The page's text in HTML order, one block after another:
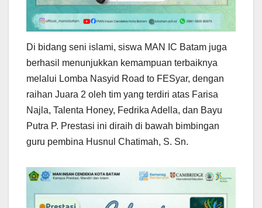
Di bidang seni islami, siswa MAN IC Batam juga
berhasil menunjukkan kemampuan terbaiknya
melalui Lomba Nasyid Road to FESyar, dengan
raihan Juara 2 oleh tim yang terdiri atas Farisa
Najla, Talenta Honey, Fedrika Adella, dan Bayu
Putra P. Prestasi ini diraih di bawah bimbingan
guru pembina Husnul Chatimah, S. Sn.